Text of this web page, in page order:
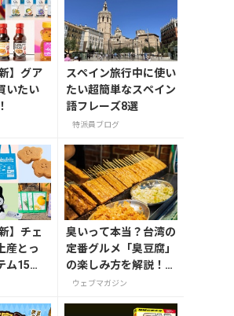
】グア
いたい
スペイン旅行中に使い
たい超簡単なスペイン
語フレーズ8選
特派員ブログ
】チェ
産とっ
ム15
かわい
臭いって本当？台湾の
定番グルメ「臭豆腐」
の楽しみ方を解説！定
番メニューとおすすめ
ウェブマガジン